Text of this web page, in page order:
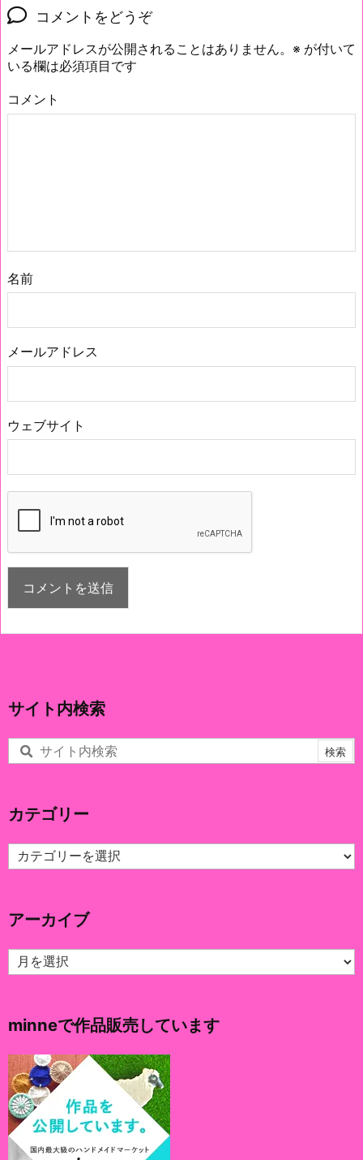
コメントをどうぞ
メールアドレスが公開されることはありません。 ※ が付いて
いる欄は必須項目です
コメント
名前
メールアドレス
ウェブサイト
サイト内検索
カテゴリー
カ
テ
ー
アーカイブ
ア
ー
ブ
minneで作品販売しています